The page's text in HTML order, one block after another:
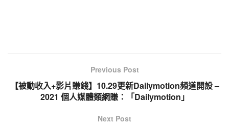
Previous Post
【被動收入+影片賺錢】10.29更新Dailymotion頻道開設 –
2021 個人媒體類網賺：「Dailymotion」
Next Post